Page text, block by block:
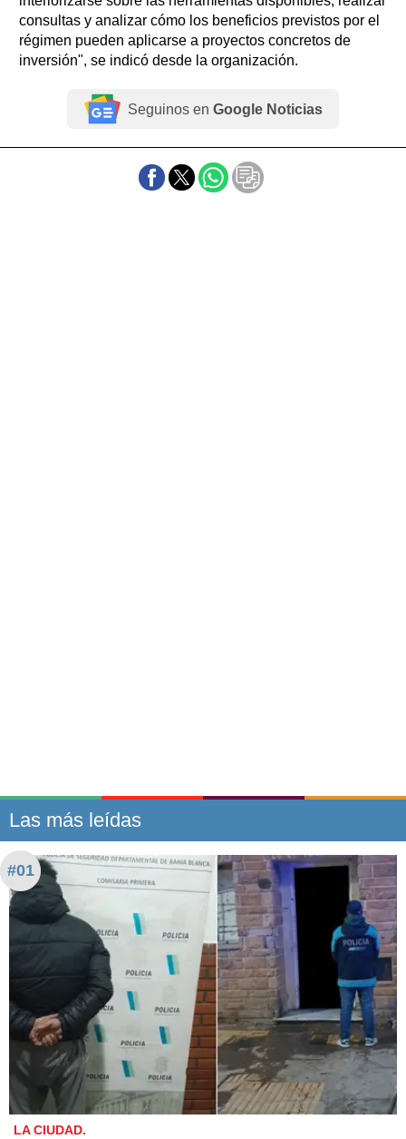
consultas y analizar cómo los beneficios previstos por el
régimen pueden aplicarse a proyectos concretos de
inversión", se indicó desde la organización.
Seguinos en Google Noticias
Las más leídas
#01
LA CIUDAD.